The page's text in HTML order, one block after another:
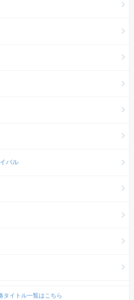
バル
タイトル一覧はこちら